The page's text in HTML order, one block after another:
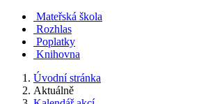
Mateřská škola
Rozhlas
Poplatky
Knihovna
Úvodní stránka
Aktuálně